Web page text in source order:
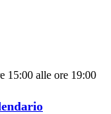
15:00 alle ore 19:00